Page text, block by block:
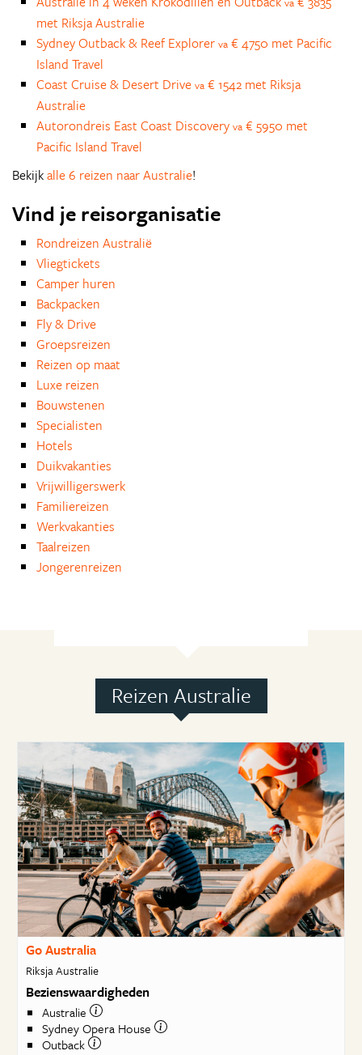
met Riksja Australie
Sydney Outback & Reef Explorer va € 4750 met Pacific
Island Travel
Coast Cruise & Desert Drive va € 1542 met Riksja
Australie
Autorondreis East Coast Discovery va € 5950 met
Pacific Island Travel
Bekijkalle 6 reizen naar Australie!
Vind je reisorganisatie
Rondreizen Australië
Vliegtickets
Camper huren
Backpacken
Fly & Drive
Groepsreizen
Reizen op maat
Luxe reizen
Bouwstenen
Specialisten
Hotels
Duikvakanties
Vrijwilligerswerk
Familiereizen
Werkvakanties
Taalreizen
Jongerenreizen
Reizen Australie
Go Australia
Riksja Australie
Bezienswaardigheden
Australie
Sydney Opera House
Outback